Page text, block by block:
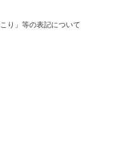
り」等の表記について